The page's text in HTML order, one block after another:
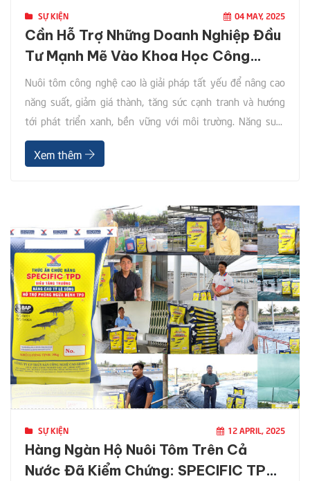
SỰ KIỆN 04 MAY, 2025
Cần Hỗ Trợ Những Doanh Nghiệp Đầu
Tư Mạnh Mẽ Vào Khoa Học Công
Nghệ
Nuôi tôm công nghệ cao là giải pháp tất yếu để nâng cao
năng suất, giảm giá thành, tăng sức cạnh tranh và hướng
tới phát triển xanh, bền vững với môi trường. Năng suất
thấp, giá thành cao, vẫn lạm dụng kháng sinh Ngành tôm
Việt Nam năm 2024 đã ghi nhận những tín hiệu
Xem thêm
SỰ KIỆN 12 APRIL, 2025
Hàng Ngàn Hộ Nuôi Tôm Trên Cả
Nước Đã Kiểm Chứng: SPECIFIC TPD